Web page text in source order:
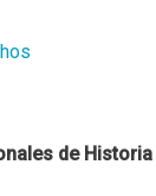
de Historia